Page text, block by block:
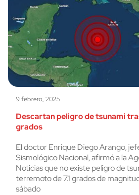
9 febrero, 2025
Descartan peligro de tsunami
grados
El doctor Enrique Diego Arango,
Sismológico Nacional, afirmó a la
Noticias que no existe peligro de
terremoto de 7.1 grados de
sábado